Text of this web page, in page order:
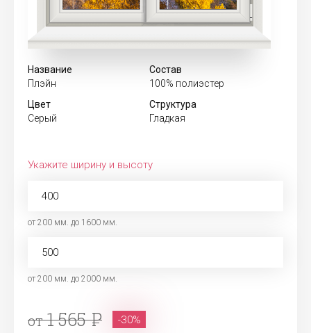
Название
Плэйн
Состав
100% полиэстер
Цвет
Серый
Структура
Гладкая
Укажите ширину и высоту
от 200 мм. до 1600 мм.
от 200 мм. до 2000 мм.
от1 565 -30%